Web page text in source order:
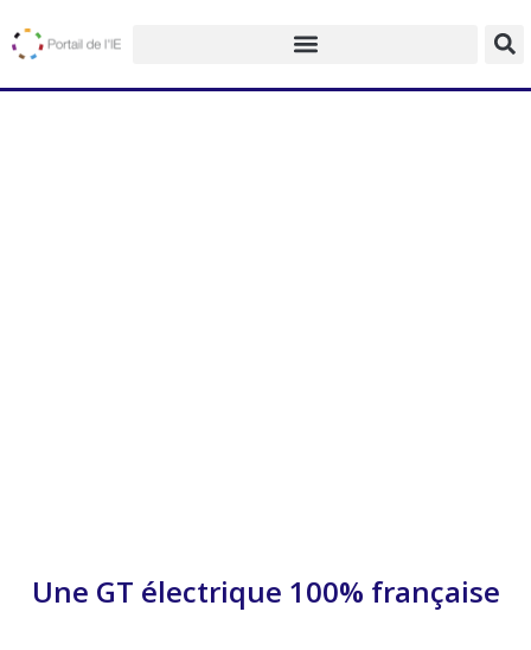
Une GT électrique 100% française